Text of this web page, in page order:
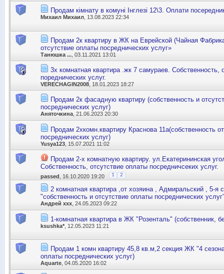
Продам кімнату в комуні Інглезі 12\3. Оплати
Михаил Михаил , 13.08.2023 22:34
Продам 2к квартиру в ЖК на Еврейской (Чайная
отсутствие оплаты посреднических услуг»
Танюшка ... , 03.11.2021 13:01
3х комнатная квартира .жк 7 самураев. Собственность,
пореднических услуг.
VERECHAGIN2008 , 18.01.2023 18:27
Продам 2к фасадную квартиру (собственность и
посреднических услуг)
Аняточкина, 21.06.2023 20:30
Продам 2хкомн.квартиру Краснова 11а(собственность
посреднических услуг)
Yusya123 , 15.07.2021 11:02
Продам 2-х комнатную квартиру. ул.Екатерининская
Собственность, отсутствие оплаты посредничсеких услуг.
passed , 16.10.2020 19:20 1 2
2 комнатная квартира ,от хозяина , Адмиральский , 5-я
"собственность и отсутствие оплаты посреднических
Андрей ххх , 24.05.2023 09:22
1-комнатная квартира в ЖК "Розенталь" (собственник,
ksushka* , 12.05.2023 11:21
Продам 1 комн квартиру 45,8 кв.м,2 секция ЖК "4
оплаты посреднических услуг)
Aquarte , 04.05.2020 16:02